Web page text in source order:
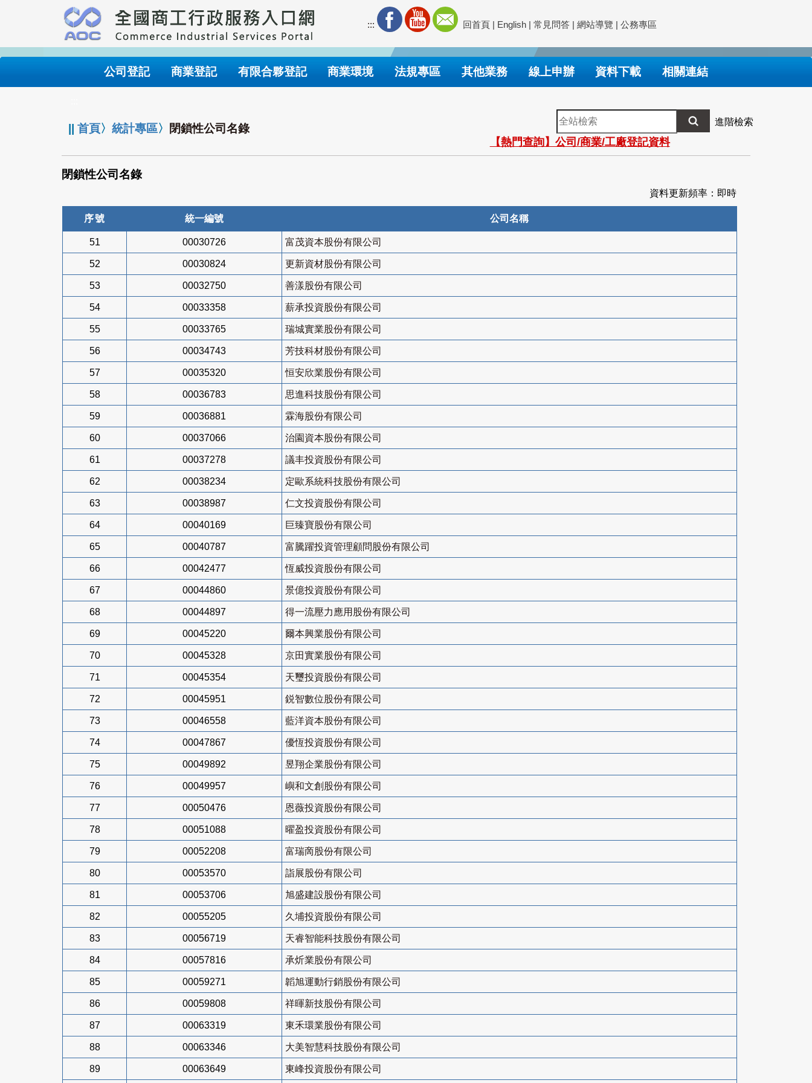
要
內
::: 回首頁 | English | 常見問答 | 網站導覽 | 公務專區
公司登記 商業登記 有限合夥登記 商業環境 法規專區 其他業務 線上申辦 資料下載 相關連結
||首頁〉統計專區〉 閉鎖性公司名錄
全
站
檢
索
進階檢索
【熱門查詢】公司/商業/工廠登記資料
閉鎖性公司名錄
資料更新頻率：即時
序號 統一編號 公司名稱
51 00030726 富茂資本股份有限公司
52 00030824 更新資材股份有限公司
53 00032750 善漾股份有限公司
54 00033358 薪承投資股份有限公司
55 00033765 瑞城實業股份有限公司
56 00034743 芳技科材股份有限公司
57 00035320 恒安欣業股份有限公司
58 00036783 思進科技股份有限公司
59 00036881 霖海股份有限公司
60 00037066 治園資本股份有限公司
61 00037278 議丰投資股份有限公司
62 00038234 定歐系統科技股份有限公司
63 00038987 仁文投資股份有限公司
64 00040169 巨臻寶股份有限公司
65 00040787 富騰躍投資管理顧問股份有限公司
66 00042477 恆威投資股份有限公司
67 00044860 景億投資股份有限公司
68 00044897 得一流壓力應用股份有限公司
69 00045220 爾本興業股份有限公司
70 00045328 京田實業股份有限公司
71 00045354 天璽投資股份有限公司
72 00045951 鋭智數位股份有限公司
73 00046558 藍洋資本股份有限公司
74 00047867 優恆投資股份有限公司
75 00049892 昱翔企業股份有限公司
76 00049957 嶼和文創股份有限公司
77 00050476 恩薇投資股份有限公司
78 00051088 曜盈投資股份有限公司
79 00052208 富瑞啇股份有限公司
80 00053570 詣展股份有限公司
81 00053706 旭盛建設股份有限公司
82 00055205 久埔投資股份有限公司
83 00056719 天睿智能科技股份有限公司
84 00057816 承炘業股份有限公司
85 00059271 韜旭運動行銷股份有限公司
86 00059808 祥暉新技股份有限公司
87 00063319 東禾環業股份有限公司
88 00063346 大美智慧科技股份有限公司
89 00063649 東峰投資股份有限公司